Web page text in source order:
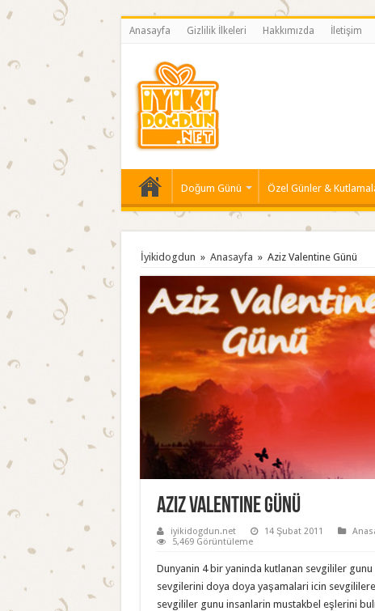
Anasayfa Gizlilik İlkeleri Hakkımızda İletişim
Doğum Günü Özel Günler &
İyikidogdun » Anasayfa » Aziz Valentine Günü
Aziz Valentine Günü
iyikidogdun.net 14 Şubat 2011
5,469 Görüntüleme
Dunyanin 4 bir yaninda kutlanan sevgililer
sevgilerini doya doya yaşamalari icin
sevgililer gunu insanlarin mustakbel eşlerini